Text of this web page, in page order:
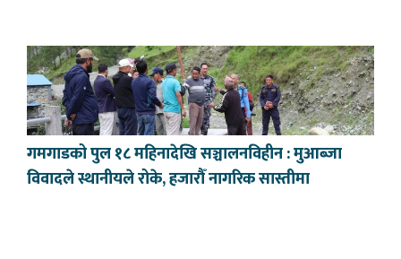
गमगाडको पुल १८ महिनादेखि सञ्चालनविहीन : मुआब्जा
विवादले स्थानीयले रोके, हजारौँ नागरिक सास्तीमा